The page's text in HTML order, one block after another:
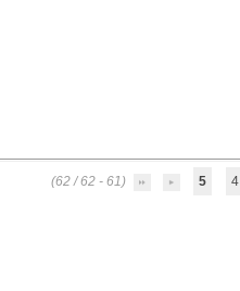
4
5
(61 - 62 / 62)